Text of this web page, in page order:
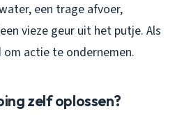
een trage afvoer,
vieze geur uit het putje. Als
actie te ondernemen.
zelf oplossen?